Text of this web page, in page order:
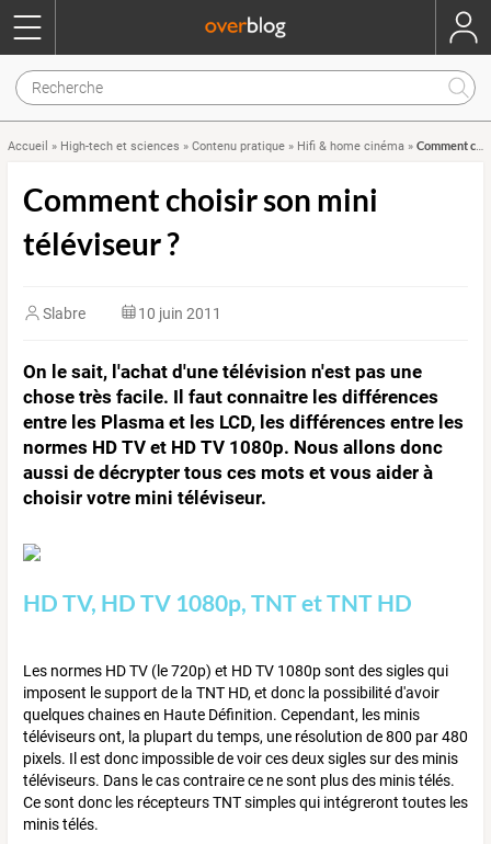
Accueil » High-tech et sciences » Contenu pratique » Hifi & home cinéma » Comment choisir son mini téléviseur ?
Comment choisir son mini
téléviseur ?
Slabre 10 juin 2011
On le sait, l'achat d'une télévision n'est pas une
chose très facile. Il faut connaitre les différences
entre les Plasma et les LCD, les différences entre les
normes HD TV et HD TV 1080p. Nous allons donc
aussi de décrypter tous ces mots et vous aider à
choisir votre mini téléviseur.
HD TV, HD TV 1080p, TNT et TNT HD
Les normes HD TV (le 720p) et HD TV 1080p sont des sigles qui
imposent le support de la TNT HD, et donc la possibilité d'avoir
quelques chaines en Haute Définition. Cependant, les minis
téléviseurs ont, la plupart du temps, une résolution de 800 par 480
pixels. Il est donc impossible de voir ces deux sigles sur des minis
téléviseurs. Dans le cas contraire ce ne sont plus des minis télés.
Ce sont donc les récepteurs TNT simples qui intégreront toutes les
minis télés.